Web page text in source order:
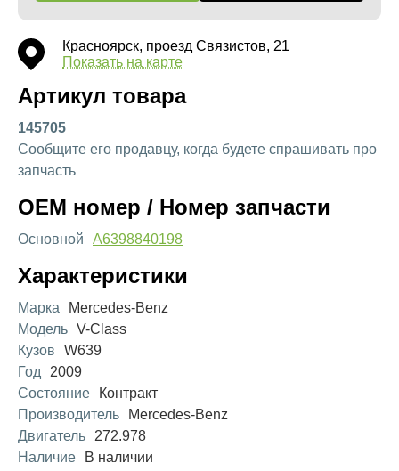
Красноярск, проезд Связистов, 21
Показать на карте
Артикул товара
145705
Сообщите его продавцу, когда будете спрашивать про
запчасть
OEM номер / Номер запчасти
Основной A6398840198
Характеристики
Марка
Mercedes-Benz
Модель V-Class
Кузов
W639
Год
2009
Состояние
Контракт
Производитель
Mercedes-Benz
Двигатель
272.978
Наличие
В наличии